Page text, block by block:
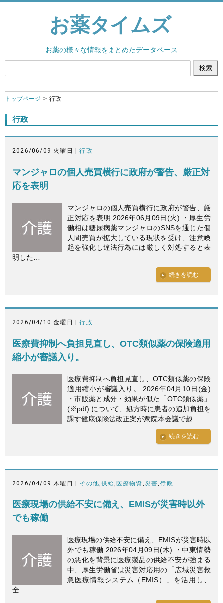
お薬タイムズ
お薬の様々な情報をまとめたデータベース
トップページ 行政
行政
2026/06/09 火曜日 |行政
マンジャロの個人売買横行に政府が警告、厳正対
応を表明
マンジャロの個人売買横行に政府が警告、厳
正対応を表明 2026年06月09日(火) ・厚生労
働相は糖尿病薬マンジャロのSNSを通じた個
人間売買が拡大している現状を受け、注意喚
起を強化し違法行為には厳しく対処すると表
明した…
続きを読む
2026/04/10 金曜日 |行政
医療費抑制へ負担見直し、OTC類似薬の保険適用
縮小が審議入り。
医療費抑制へ負担見直し、OTC類似薬の保険
適用縮小が審議入り。 2026年04月10日(金)
・市販薬と成分・効果が似た「OTC類似薬」
(※pdf) について、処方時に患者の追加負担を
課す健康保険法改正案が衆院本会議で趣…
続きを読む
2026/04/09 木曜日 | その他 ,供給 医療物資 災害 ,行政
医療現場の供給不安に備え、EMISが災害時以外
でも稼働
医療現場の供給不安に備え、EMISが災害時以
外でも稼働 2026年04月09日(木) ・中東情勢
の悪化を背景に医療製品の供給不安が強まる
中、厚生労働省は災害対応用の「広域災害救
急医療情報システム（EMIS）」を活用し、
全…